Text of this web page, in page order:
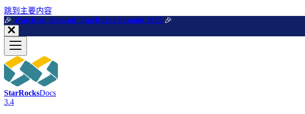
跳到主要内容
🎉️ Watch on demand: StarRocks Summit 2025 🎉️
StarRocksDocs
3.4